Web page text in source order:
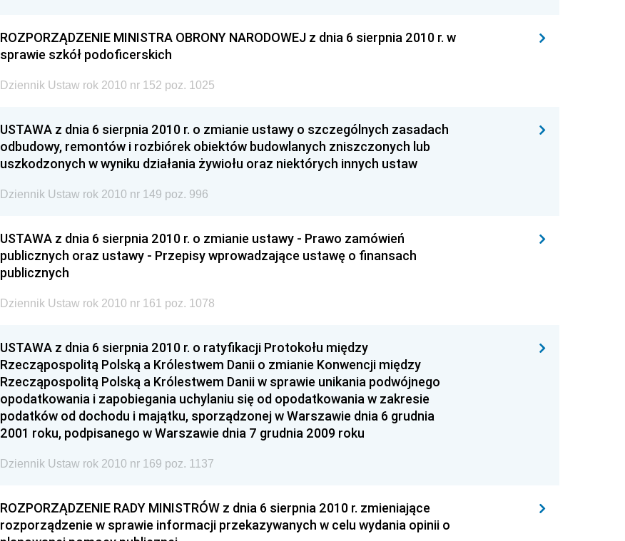
ROZPORZĄDZENIE MINISTRA OBRONY NARODOWEJ z dnia 6 sierpnia 2010 r. w
sprawie szkół podoficerskich
Dziennik Ustaw rok 2010 nr 152 poz. 1025
USTAWA z dnia 6 sierpnia 2010 r. o zmianie ustawy o szczególnych zasadach
odbudowy, remontów i rozbiórek obiektów budowlanych zniszczonych lub
uszkodzonych w wyniku działania żywiołu oraz niektórych innych ustaw
Dziennik Ustaw rok 2010 nr 149 poz. 996
USTAWA z dnia 6 sierpnia 2010 r. o zmianie ustawy - Prawo zamówień
publicznych oraz ustawy - Przepisy wprowadzające ustawę o finansach
publicznych
Dziennik Ustaw rok 2010 nr 161 poz. 1078
USTAWA z dnia 6 sierpnia 2010 r. o ratyfikacji Protokołu między
Rzecząpospolitą Polską a Królestwem Danii o zmianie Konwencji między
Rzecząpospolitą Polską a Królestwem Danii w sprawie unikania podwójnego
opodatkowania i zapobiegania uchylaniu się od opodatkowania w zakresie
podatków od dochodu i majątku, sporządzonej w Warszawie dnia 6 grudnia
2001 roku, podpisanego w Warszawie dnia 7 grudnia 2009 roku
Dziennik Ustaw rok 2010 nr 169 poz. 1137
ROZPORZĄDZENIE RADY MINISTRÓW z dnia 6 sierpnia 2010 r. zmieniające
rozporządzenie w sprawie informacji przekazywanych w celu wydania opinii o